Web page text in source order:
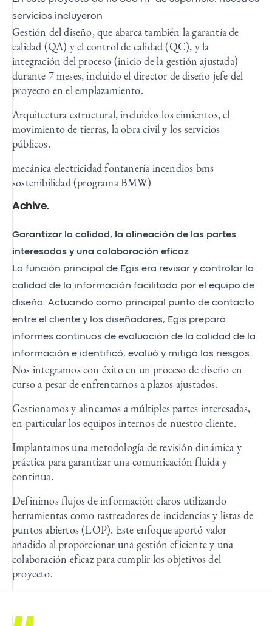
servicios incluyeron
Gestión del diseño, que abarca también la garantía de
calidad (QA) y el control de calidad (QC), y la
integración del proceso (inicio de la gestión ajustada)
durante 7 meses, incluido el director de diseño jefe del
proyecto en el emplazamiento.
Arquitectura estructural, incluidos los cimientos, el
movimiento de tierras, la obra civil y los servicios
públicos.
mecánica electricidad fontanería incendios bms
sostenibilidad (programa BMW)
Achive.
Garantizar la calidad, la alineación de las partes
interesadas y una colaboración eficaz
La función principal de Egis era revisar y controlar la
calidad de la información facilitada por el equipo de
diseño. Actuando como principal punto de contacto
entre el cliente y los diseñadores, Egis preparó
informes continuos de evaluación de la calidad de la
información e identificó, evaluó y mitigó los riesgos.
Nos integramos con éxito en un proceso de diseño en
curso a pesar de enfrentarnos a plazos ajustados.
Gestionamos y alineamos a múltiples partes interesadas,
en particular los equipos internos de nuestro cliente.
Implantamos una metodología de revisión dinámica y
práctica para garantizar una comunicación fluida y
continua.
Definimos flujos de información claros utilizando
herramientas como rastreadores de incidencias y listas de
puntos abiertos (LOP). Este enfoque aportó valor
añadido al proporcionar una gestión eficiente y una
colaboración eficaz para cumplir los objetivos del
proyecto.